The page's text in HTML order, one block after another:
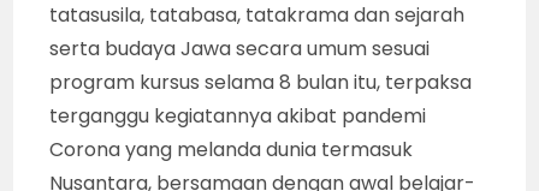
tatasusila, tatabasa, tatakrama dan sejarah
serta budaya Jawa secara umum sesuai
program kursus selama 8 bulan itu, terpaksa
terganggu kegiatannya akibat pandemi
Corona yang melanda dunia termasuk
Nusantara, bersamaan dengan awal belajar-